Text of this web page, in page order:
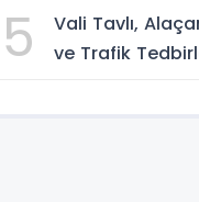
5
Vali Tavlı,
ve Trafik